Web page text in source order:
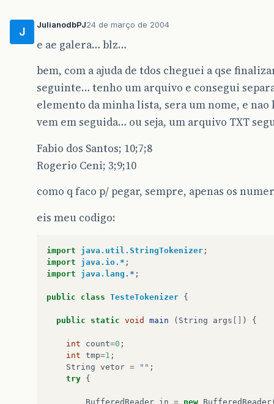
J
JulianodbPJ24 de março de 2004
e ae galera… blz…
bem, com a ajuda de tdos cheguei a qse
seguinte… tenho um arquivo e consegui
elemento da minha lista, sera um nome, e
vem em seguida… ou seja, um arquivo TXT
Fabio dos Santos; 10;7;8
Rogerio Ceni; 3;9;10
como q faco p/ pegar, sempre, apenas os
eis meu codigo:
import java.util.StringTokenizer ;
import
java.io.* ;
import
java.lang.* ;
public class TesteTokenizer {
public static void main ( String args ) {
int count=0 ;
int tmp=1 ;
String vetor = "" ;
try {
BufferedReader in = new BufferedReader